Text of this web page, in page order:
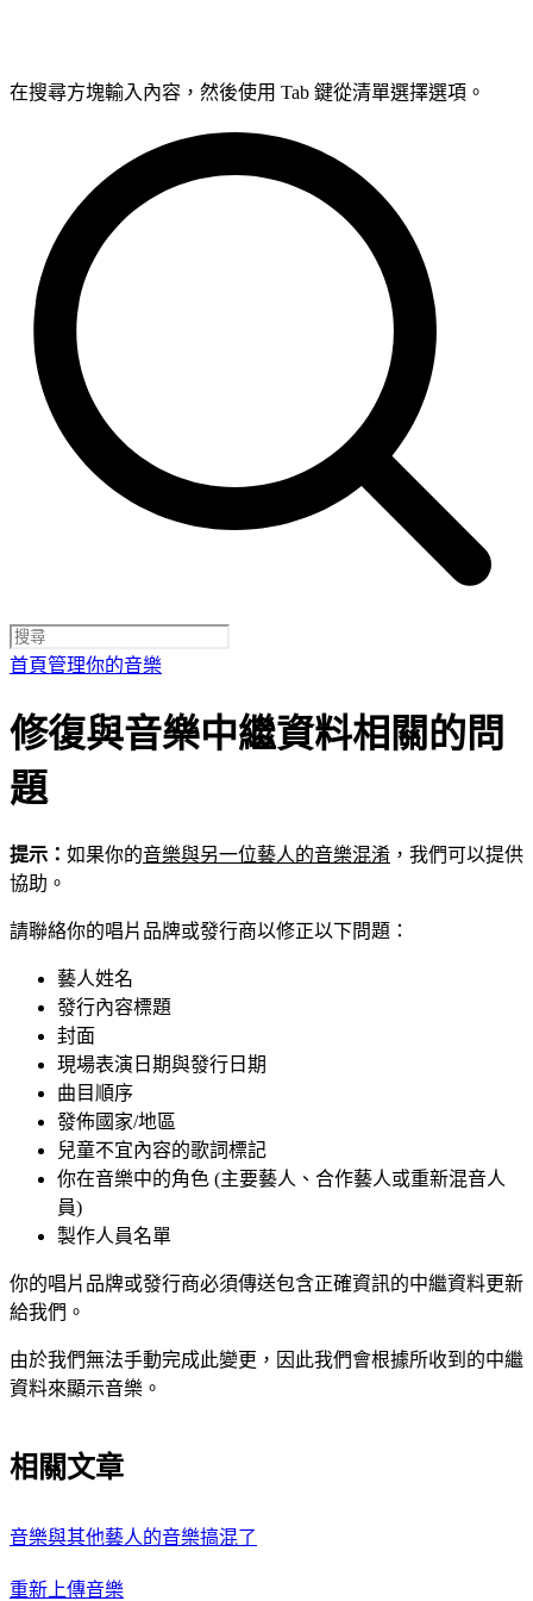
在搜尋方塊輸入內容，然後使用 Tab 鍵從清單選擇選項。
首頁管理你的音樂
修復與音樂中繼資料相關的問
題
提示： 如果你的音樂與另一位藝人的音樂混淆 ，我們可以提供
協助。
請聯絡你的唱片品牌或發行商以修正以下問題：
藝人姓名
發行內容標題
封面
現場表演日期與發行日期
曲目順序
發佈國家/地區
兒童不宜內容的歌詞標記
你在音樂中的角色 (主要藝人、合作藝人或重新混音人
員)
製作人員名單
你的唱片品牌或發行商必須傳送包含正確資訊的中繼資料更新
給我們。
由於我們無法手動完成此變更，因此我們會根據所收到的中繼
資料來顯示音樂。
相關文章
音樂與其他藝人的音樂搞混了
重新上傳音樂